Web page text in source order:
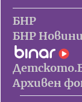
БНР
БНР Новини
Архивен